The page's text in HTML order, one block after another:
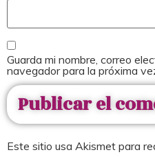
Guarda mi nombre, correo
navegador para la próxima
Este sitio usa Akismet para